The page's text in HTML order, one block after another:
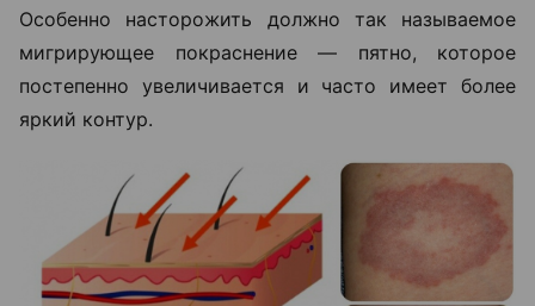
Особенно насторожить должно так называемое
мигрирующее покраснение — пятно, которое
постепенно увеличивается и часто имеет более
яркий контур.